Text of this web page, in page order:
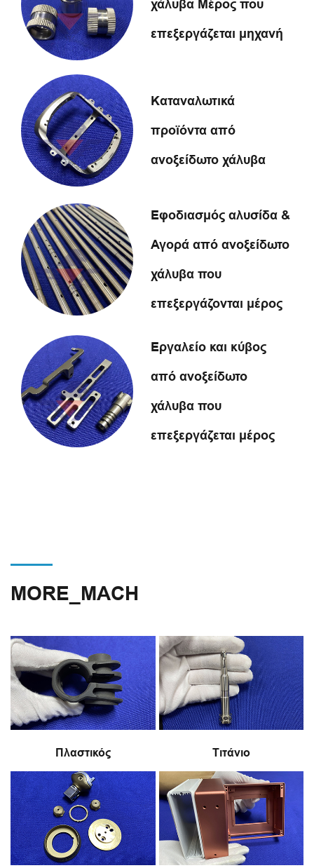
χάλυβα Μέρος που
επεξεργάζεται μηχανή
Καταναλωτικά
προϊόντα από
ανοξείδωτο χάλυβα
Εφοδιασμός αλυσίδα &
Αγορά από ανοξείδωτο
χάλυβα που
επεξεργάζονται μέρος
Εργαλείο και κύβος
από ανοξείδωτο
χάλυβα που
επεξεργάζεται μέρος
MORE_MACH
Πλαστικός Τιτάνιο